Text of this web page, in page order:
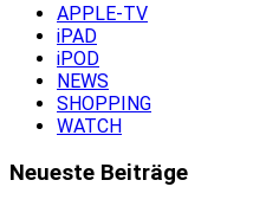
APPLE-TV
iPAD
iPOD
NEWS
SHOPPING
WATCH
Neueste Beiträge